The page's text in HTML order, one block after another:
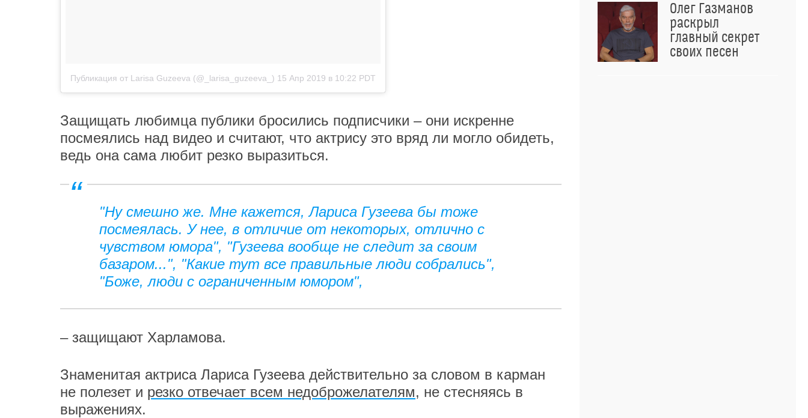
Публикация от Larisa Guzeeva (@_larisa_guzeeva_) 15 Апр 2019 в 10:22 PDT
Защищать любимца публики бросились подписчики – они искренне
посмеялись над видео и считают, что актрису это вряд ли могло обидеть,
ведь она сама любит резко выразиться.
"Ну смешно же. Мне кажется, Лариса Гузеева бы тоже
посмеялась. У нее, в отличие от некоторых, отлично с
чувством юмора", "Гузеева вообще не следит за своим
базаром...", "Какие тут все правильные люди собрались",
"Боже, люди с ограниченным юмором",
– защищают Харламова.
Знаменитая актриса Лариса Гузеева действительно за словом в карман
не полезет и резко отвечает всем недоброжелателям, не стесняясь в
выражениях.
Олег Газманов
раскрыл
главный секрет
своих песен